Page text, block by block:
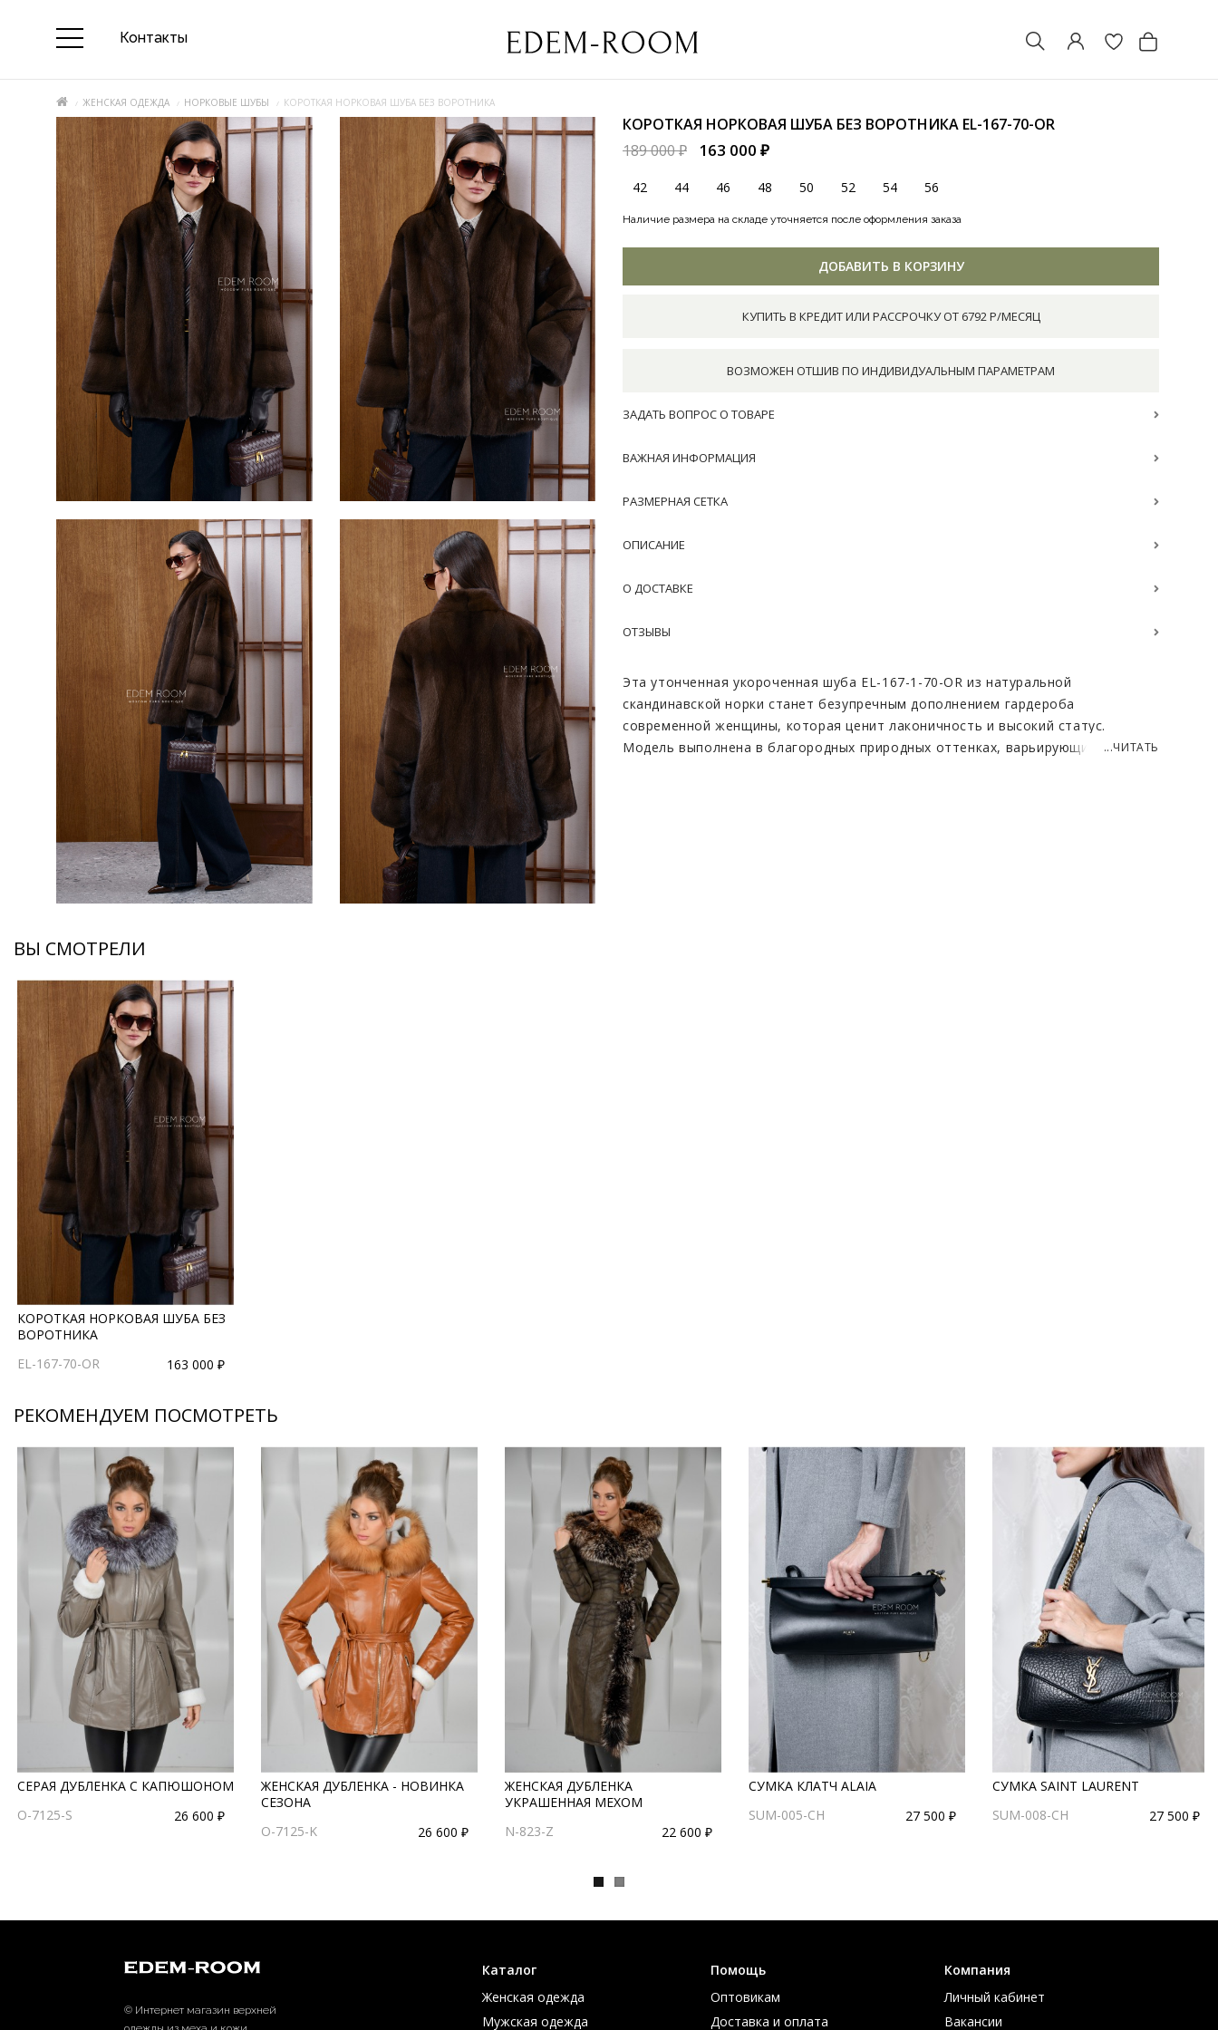
Контакты
ЖЕНСКАЯ ОДЕЖДА НОРКОВЫЕ ШУБЫ КОРОТКАЯ НОРКОВАЯ ШУБА БЕЗ ВОРОТНИКА
КОРОТКАЯ НОРКОВАЯ ШУБА БЕЗ ВОРОТНИКА EL-167-70-OR
189 000 ₽
163 000 ₽
42 44 46 48 50 52 54 56
Наличие размера на складе уточняется после оформления заказа
ДОБАВИТЬ В КОРЗИНУ
КУПИТЬ В КРЕДИТ ИЛИ РАССРОЧКУ ОТ 6792 Р/МЕСЯЦ
ВОЗМОЖЕН ОТШИВ ПО ИНДИВИДУАЛЬНЫМ ПАРАМЕТРАМ
ЗАДАТЬ ВОПРОС О ТОВАРЕ
ВАЖНАЯ ИНФОРМАЦИЯ
РАЗМЕРНАЯ СЕТКА
ОПИСАНИЕ
О ДОСТАВКЕ
ОТЗЫВЫ
Эта утонченная укороченная шуба EL-167-1-70-OR из натуральной
скандинавской норки станет безупречным дополнением гардероба
современной женщины, которая ценит лаконичность и высокий статус.
Модель выполнена в благородных природных оттенках, варьирующихся от...ЧИТАТЬ
ВЫ СМОТРЕЛИ
КОРОТКАЯ НОРКОВАЯ ШУБА БЕЗ
ВОРОТНИКА
EL-167-70-OR
163 000 ₽
РЕКОМЕНДУЕМ ПОСМОТРЕТЬ
СЕРАЯ ДУБЛЕНКА С КАПЮШОНОМ
O-7125-S
26 600 ₽
ЖЕНСКАЯ ДУБЛЕНКА - НОВИНКА
СЕЗОНА
O-7125-K
26 600 ₽
ЖЕНСКАЯ ДУБЛЕНКА
УКРАШЕННАЯ МЕХОМ
N-823-Z
22 600 ₽
СУМКА КЛАТЧ ALAIA
SUM-005-CH
27 500 ₽
СУМКА SAINT LAURENT
SUM-008-CH
27 500 ₽
© Интернет магазин верхней
Каталог
Женская одежда
Мужская одежда
Помощь
Оптовикам
Доставка и оплата
Компания
Личный кабинет
Вакансии